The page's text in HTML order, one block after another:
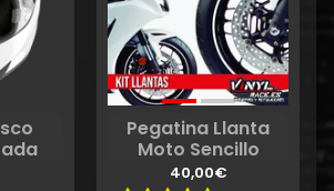
Pegatina Llanta
Moto Sencillo
40,00€